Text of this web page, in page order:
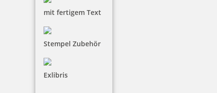
mit fertigem Text
Stempel Zubehör
Exlibris